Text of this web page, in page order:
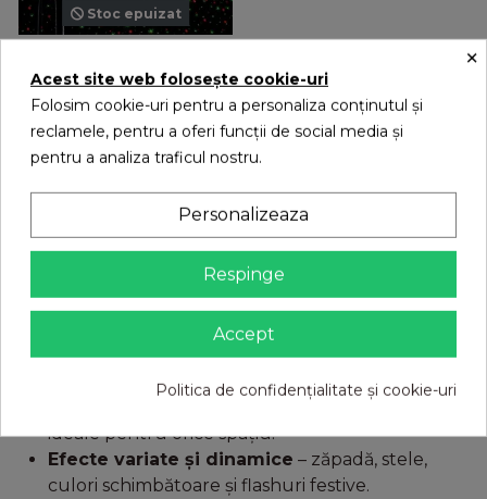
Stoc epuizat
puncte pentru
exterior/interior
119,00 RON
229,00 RON
Transformă-ți casa și grădina într-un adevărat
spectacol de sărbătoare cuproiectoare LED de
! Indiferent dacă vrei să luminezi fațade,
ferestre sau copaci, aceste proiectoare oferă efecte
spectaculoase și un impact vizual deosebit.
Caracteristici și beneficii:
Lumini LED pentru interior și exterior
ideale pentru orice spațiu.
Efecte variate și dinamice – zăpadă, stele,
culori schimbătoare și flashuri festive.
×
Acest site web folosește cookie-uri
Folosim cookie-uri pentru a personaliza conținutul și
reclamele, pentru a oferi funcții de social media și
pentru a analiza traficul nostru.
Personalizeaza
Respinge
Accept
Politica de confidențialitate și cookie-uri